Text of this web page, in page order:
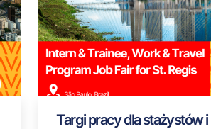
Targi pracy dla stażystów i